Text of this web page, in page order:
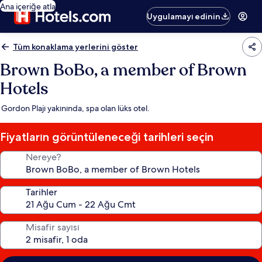
Ana içeriğe atla
Uygulamayı edinin
Tüm konaklama yerlerini göster
Brown BoBo, a member of Brown
Hotels
Gordon Plajı yakınında, spa olan lüks otel.
Fiyatların görüntüleneceği tarihleri seçin
Nereye?
Tarihler
Misafir sayısı